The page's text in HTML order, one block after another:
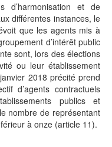
d’harmonisation et de
différentes instances, le
que les agents mis à
d’intérêt public
sont, lors des élections
ou leur établissement
2018 précité prend
d’agents contractuels
publics et
nombre de représentant
à onze (article 11).